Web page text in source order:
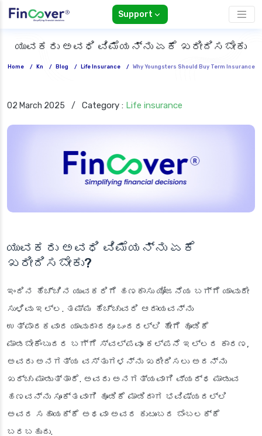
Support
ಯುವಕರು ಅವಧಿ ವಿಮೆಯನ್ನು ಏಕೆ ಖರೀದಿಸಬೇಕು
Home / Kn / Blog / Life Insurance / Why Youngsters Should Buy Term Insurance
02 March 2025 / Category : Life insurance
ಯುವಕರು ಅವಧಿ ವಿಮೆಯನ್ನು ಏಕೆ
ಖರೀದಿಸಬೇಕು?
ಇಂದಿನ ಹೆಚ್ಚಿನ ಯುವಕರಿಗೆ ಹಣಕಾಸು ಯೋಜನೆಯ ಬಗ್ಗೆ ಯಾವುದೇ
ಸುಳಿವು ಇಲ್ಲ. ತಮ್ಮ ಹೆಚ್ಚುವರಿ ಆದಾಯವನ್ನು
ಉತ್ಪಾದಕವಾದ ಯಾವುದಾದರೂ ಒಂದರಲ್ಲಿ ಹೇಗೆ ಹೂಡಿಕೆ
ಮಾಡಬೇಕೆಂಬುದರ ಬಗ್ಗೆ ಸ್ವಲ್ಪವೂ ಕಲ್ಪನೆ ಇಲ್ಲದ ಕಾರಣ,
ಅವರು ಅನಗತ್ಯ ವಸ್ತುಗಳನ್ನು ಖರೀದಿಸಲು ಅದನ್ನು
ಖರ್ಚು ಮಾಡುತ್ತಾರೆ. ಅವರು ಅನಗತ್ಯವಾಗಿ ವ್ಯರ್ಥ ಮಾಡುವ
ಹಣವನ್ನು ಸೂಕ್ತವಾಗಿ ಹೂಡಿಕೆ ಮಾಡಿದಾಗ ಭವಿಷ್ಯದಲ್ಲಿ
ಅವರ ಸಹಾಯಕ್ಕೆ ಅಥವಾ ಅವರ ಕುಟುಂಬದ ಬೆಂಬಲಕ್ಕೆ
ಬರಬಹುದು.